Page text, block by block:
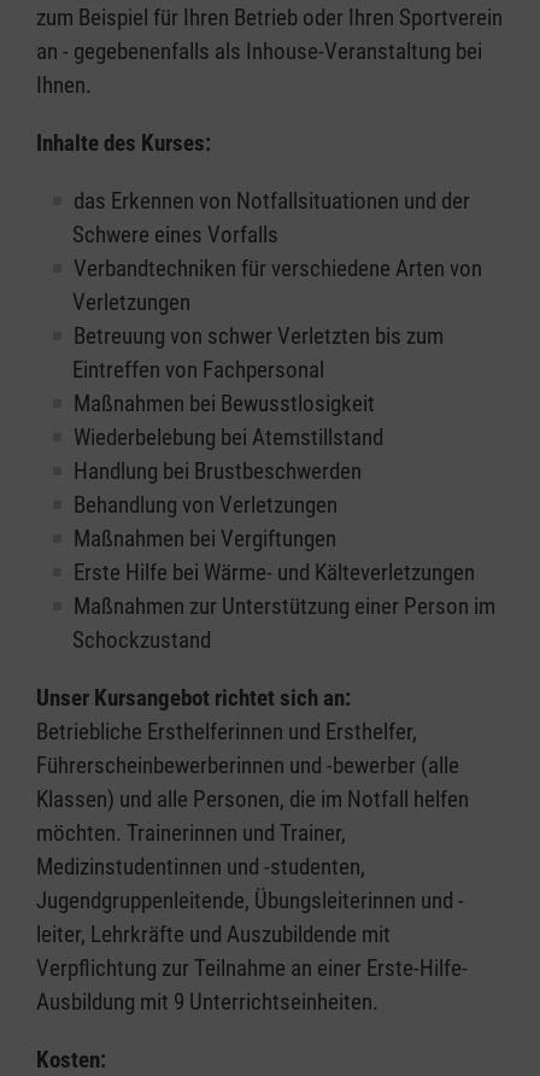
zum Beispiel für Ihren Betrieb oder Ihren Sportverein
an - gegebenenfalls als Inhouse-Veranstaltung bei
Ihnen.
Inhalte des Kurses:
das Erkennen von Notfallsituationen und der
Schwere eines Vorfalls
Verbandtechniken für verschiedene Arten von
Verletzungen
Betreuung von schwer Verletzten bis zum
Eintreffen von Fachpersonal
Maßnahmen bei Bewusstlosigkeit
Wiederbelebung bei Atemstillstand
Handlung bei Brustbeschwerden
Behandlung von Verletzungen
Maßnahmen bei Vergiftungen
Erste Hilfe bei Wärme- und Kälteverletzungen
Maßnahmen zur Unterstützung einer Person im
Schockzustand
Unser Kursangebot richtet sich an:
Betriebliche Ersthelferinnen und Ersthelfer,
Führerscheinbewerberinnen und -bewerber (alle
Klassen) und alle Personen, die im Notfall helfen
möchten. Trainerinnen und Trainer,
Medizinstudentinnen und -studenten,
Jugendgruppenleitende, Übungsleiterinnen und -
leiter, Lehrkräfte und Auszubildende mit
Verpflichtung zur Teilnahme an einer Erste-Hilfe-
Ausbildung mit 9 Unterrichtseinheiten.
Kosten: